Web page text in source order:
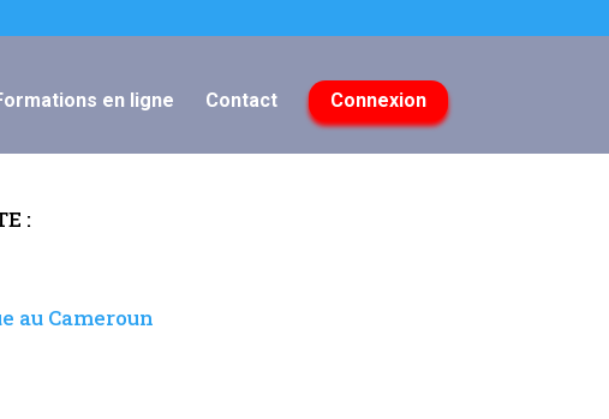
en ligne Contact Connexion
:
au Cameroun